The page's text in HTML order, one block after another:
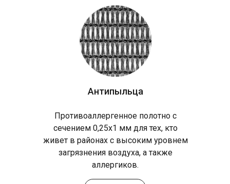
Антипыльца
Противоаллергенное полотно с
сечением 0,25х1 мм для тех, кто
живет в районах с высоким уровнем
загрязнения воздуха, а также
аллергиков.